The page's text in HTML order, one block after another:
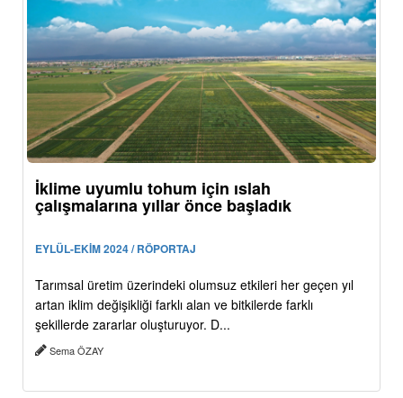
İklime uyumlu tohum için ıslah
çalışmalarına yıllar önce başladık
EYLÜL-EKİM 2024 / RÖPORTAJ
Tarımsal üretim üzerindeki olumsuz etkileri her geçen yıl
artan iklim değişikliği farklı alan ve bitkilerde farklı
şekillerde zararlar oluşturuyor. D...
Sema ÖZAY